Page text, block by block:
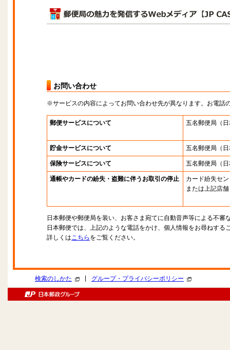
お問い合わせ
※サービスの内容によってお問い合わせ先が異なります。お電話
郵便サービスについて 五名郵便局 （
貯金サービスについて 五名郵便局 （
保険サービスについて 五名郵便局 （
通帳やカードの紛失・盗難に伴うお取引の停止
カード紛失セ
または上記店舗
日本郵便や郵便局を装い、お客さま宛てに自動音声等による不審
日本郵便では、上記のような電話をかけ、個人情報をお尋ねする
詳しくはこちら をご覧ください。
検索のしかた グループ・プライバシーポリシー